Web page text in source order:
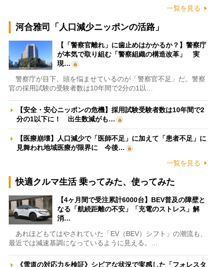
一覧を見る
河合雅司「人口減少ニッポンの活路」
【「警察官離れ」に歯止めはかかるか？】警察庁
が本気で取り組む「警察組織の構造改革」 実
現…
警察庁が目下、頭を悩ませているのが「警察官不足」だ。警察
官の採用試験の受験者数は10年間で2分の1以…
【安全・安心ニッポンの危機】採用試験受験者数は10年間で2
分の1以下に！ 出生数減がも…
【医療崩壊】人口減少で「医師不足」に加えて「患者不足」に
見舞われ地域医療が限界に 今後…
一覧を見る
快適クルマ生活 乗ってみた、使ってみた
【4ヶ月間で受注累計6000台】BEV普及の障壁と
なる「航続距離の不安」「充電のストレス」解
消…
あれほどもてはやされていた「EV（BEV）シフト」の潮流も、
最近では減速基調になっているように見える。…
《雪道の対応力を検証》シビアな状況で実感した「フォレスタ